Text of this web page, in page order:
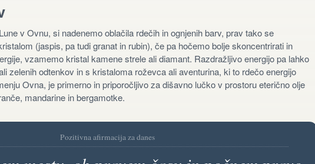
v Ovnu, si nadenemo oblačila rdečih in ognjenih barv, prav tako se
(jaspis, pa tudi granat in rubin), če pa hočemo bolje skoncentrirati in
vzamemo kristal kamene strele ali diamant. Razdražljivo energijo pa lahko
zelenih odtenkov in s kristaloma roževca ali aventurina, ki to rdečo energijo
Ovna, je primerno in priporočljivo za dišavno lučko v prostoru eterično olje
mandarine in bergamotke.
Pozitivna afirmacija za danes